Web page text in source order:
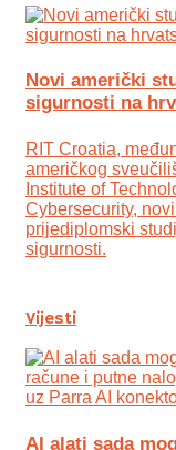
Novi američki
sigurnosti na
RIT Croatia,
američkog
Institute of
Cybersecurity,
prijediplomski
sigurnosti.
Vijesti
AI alati sada